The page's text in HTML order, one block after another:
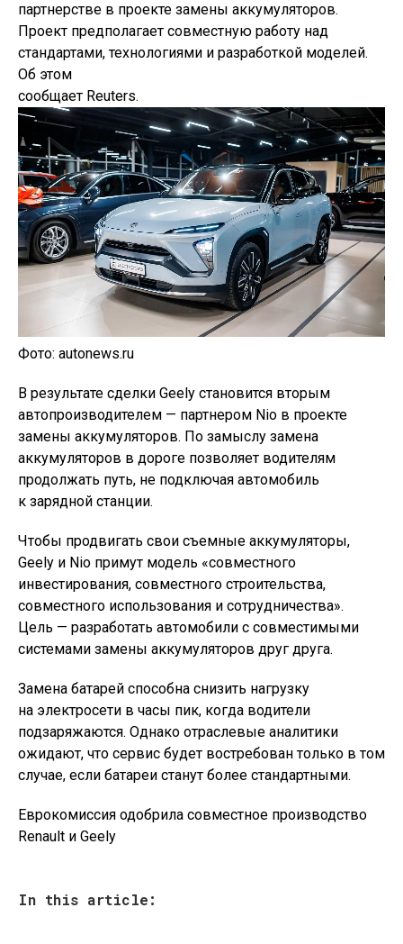
партнерстве в проекте замены аккумуляторов.
Проект предполагает совместную работу над
стандартами, технологиями и разработкой моделей.
Об этом
сообщает Reuters.
Фото: autonews.ru
В результате сделки Geely становится вторым
автопроизводителем — партнером Nio в проекте
замены аккумуляторов. По замыслу замена
аккумуляторов в дороге позволяет водителям
продолжать путь, не подключая автомобиль
к зарядной станции.
Чтобы продвигать свои съемные аккумуляторы,
Geely и Nio примут модель «совместного
инвестирования, совместного строительства,
совместного использования и сотрудничества».
Цель — разработать автомобили с совместимыми
системами замены аккумуляторов друг друга.
Замена батарей способна снизить нагрузку
на электросети в часы пик, когда водители
подзаряжаются. Однако отраслевые аналитики
ожидают, что сервис будет востребован только в том
случае, если батареи станут более стандартными.
Еврокомиссия одобрила совместное производство
Renault и Geely
In this article: